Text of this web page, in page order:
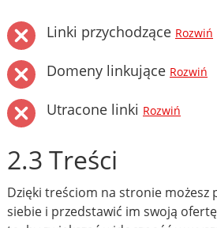
Linki przychodzące Rozwiń
Domeny linkujące Rozwiń
Utracone linki Rozwiń
2.3 Treści
Dzięki treściom na stronie możesz
siebie i przedstawić im swoją